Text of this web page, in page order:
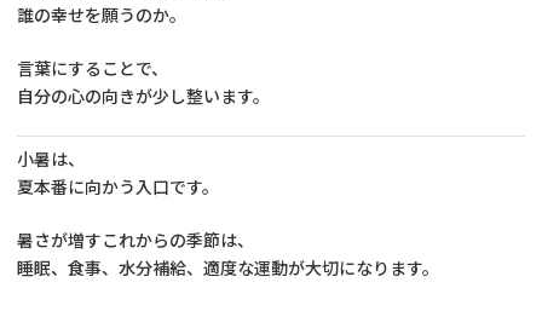
誰の幸せを願うのか。
言葉にすることで、
自分の心の向きが少し整います。
小暑は、
夏本番に向かう入口です。
暑さが増すこれからの季節は、
睡眠、食事、水分補給、適度な運動が大切になります。